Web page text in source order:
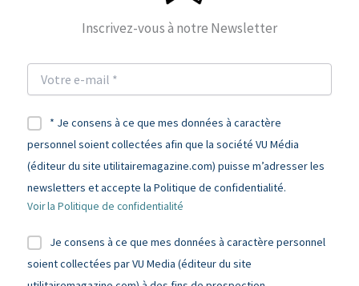
Inscrivez-vous à notre Newsletter
* Je consens à ce que mes données à caractère
personnel soient collectées afin que la société VU Média
(éditeur du site utilitairemagazine.com) puisse m’adresser les
newsletters et accepte la Politique de confidentialité.
Voir la Politique de confidentialité
Je consens à ce que mes données à caractère personnel
soient collectées par VU Media (éditeur du site